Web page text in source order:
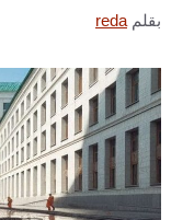
بقلم reda